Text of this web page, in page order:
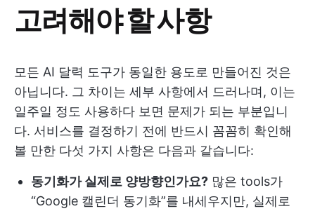
고려해야 할 사항
모든 AI 달력 도구가 동일한 용도로 만들어진 것은
아닙니다. 그 차이는 세부 사항에서 드러나며, 이는
일주일 정도 사용하다 보면 문제가 되는 부분입니
다. 서비스를 결정하기 전에 반드시 꼼꼼히 확인해
볼 만한 다섯 가지 사항은 다음과 같습니다:
동기화가 실제로 양방향인가요? 많은 tools가
“Google 캘린더 동기화”를 내세우지만, 실제로